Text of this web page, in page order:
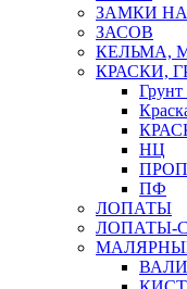
ЗАМКИ
ЗАСОВ
КЕЛЬМА,
КРАСКИ,
НЦ
ПФ
ЛОПАТЫ
ЛОПАТЫ-